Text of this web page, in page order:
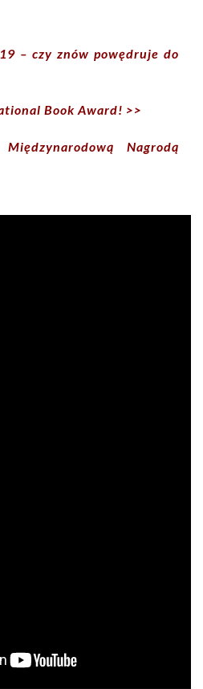
– czy znów powędruje do
Book Award! >>
Nagrodą